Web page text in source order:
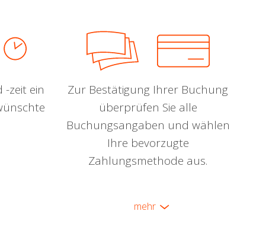
-zeit ein
Zur Bestätigung Ihrer Buchung
überprüfen Sie alle
Buchungsangaben und wählen
Ihre bevorzugte
Zahlungsmethode aus.
mehr